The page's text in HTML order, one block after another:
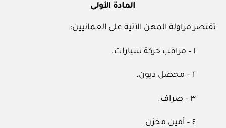
المادة الأولى
تقتصر مزاولة المهن الآتية على العمانيين:
١ – مراقب حركة سيارات.
٢ – محصل ديون.
٣ – صراف.
٤ – أمين مخزن.